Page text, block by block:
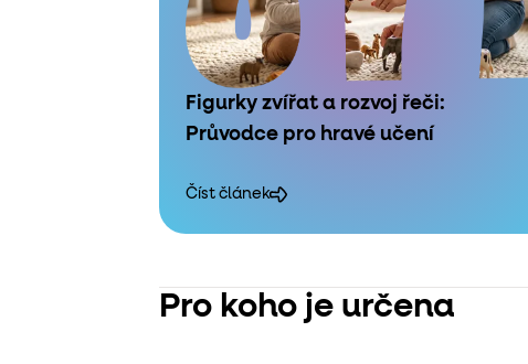
Figurky zvířat a rozvoj řeči:
Průvodce pro hravé učení
Číst článek
Pro koho je určena